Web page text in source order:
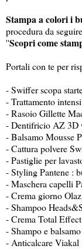
Stampa a colori i
procedura da
''Scopri come
Portali con te per
- Swiffer scopa
- Trattamento
- Rasoio Gillette
- Dentifricio AZ 3D
- Balsamo Mousse
- Cattura polvere
- Pastiglie per
- Styling Pantene :
- Maschera capelli
- Crema giorno
- Shampoo
- Crema Total
- Shampo e
- Anticalcare Viakal